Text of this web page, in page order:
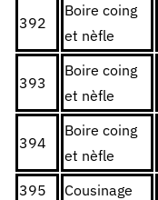
392
Boire coing
et nèfle
393
Boire coing
et nèfle
394
Boire coing
et nèfle
395 Cousinage